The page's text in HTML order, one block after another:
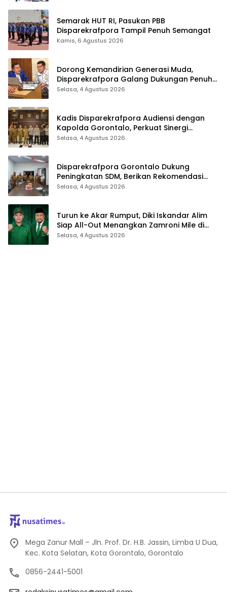
Semarak HUT RI, Pasukan PBB
Disparekrafpora Tampil Penuh Semangat
Kamis, 6 Agustus 2026
Dorong Kemandirian Generasi Muda,
Disparekrafpora Galang Dukungan Penuh
Para Aleg Deprov
Selasa, 4 Agustus 2026
Kadis Disparekrafpora Audiensi dengan
Kapolda Gorontalo, Perkuat Sinergi
Sukseskan Gorontalo Karnaval Karawo
Selasa, 4 Agustus 2026
Disparekrafpora Gorontalo Dukung
Peningkatan SDM, Berikan Rekomendasi
Studi S3 bagi Pegawai
Selasa, 4 Agustus 2026
Turun ke Akar Rumput, Diki Iskandar Alim
Siap All-Out Menangkan Zamroni Mile di
Pilkada Bone Bolango
Selasa, 4 Agustus 2026
Mega Zanur Mall – Jln. Prof. Dr. H.B. Jassin, Limba U Dua,
Kec. Kota Selatan, Kota Gorontalo, Gorontalo
0856-2441-5001